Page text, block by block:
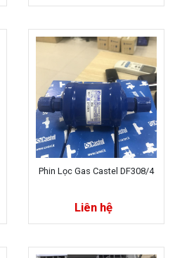
Phin Lọc Gas Castel DF308/4
Liên hệ